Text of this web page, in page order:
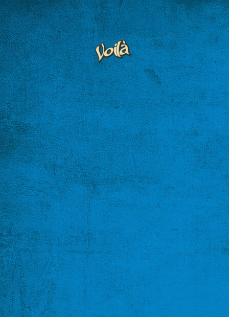
Startseite
Voilà Karte
Galerie
Reservierungen
Kontakt
Über uns